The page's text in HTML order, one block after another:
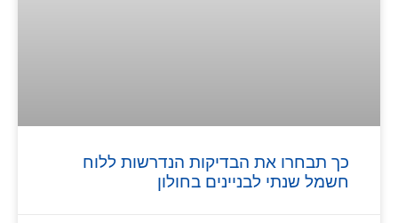
כך תבחרו את הבדיקות הנדרשות ללוח
חשמל שנתי לבניינים בחולון